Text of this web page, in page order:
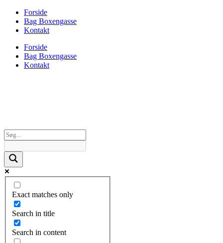
Forside
Bag Boxengasse
Kontakt
Forside
Bag Boxengasse
Kontakt
Exact matches only
Search in title
Search in content